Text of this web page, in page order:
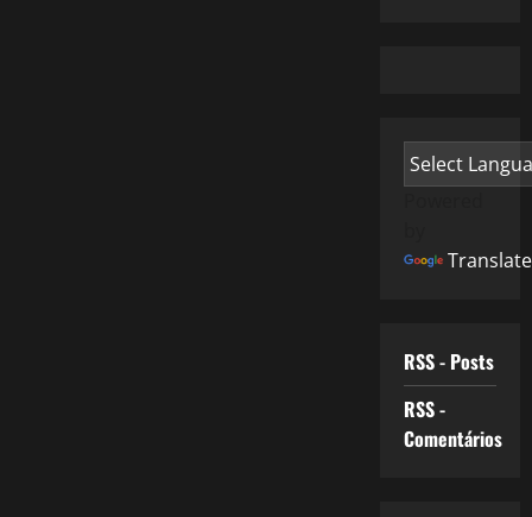
Translate
RSS - Posts
RSS -
Comentários